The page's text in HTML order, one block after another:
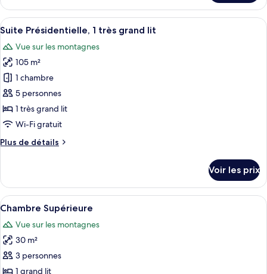
le
type
de
Suite
Panoramique
Afficher
toutes
les
photos
pour
ce
type
de
chambre :
Suite
très
grand
lit
Un salon moderne doté d’une
5
Suite Présidentielle, 1 très grand lit
Vue sur les montagnes
105 m²
1 chambre
5 personnes
1 très grand lit
Wi-Fi gratuit
Plus de détails
Plus
le
type
de
Suite
Présidentielle,
très
grand
Voir les prix
Afficher
toutes
les
photos
pour
ce
Une chambre d’hôtel moderne
4
Chambre Supérieure
Vue sur les montagnes
30 m²
3 personnes
1 grand lit